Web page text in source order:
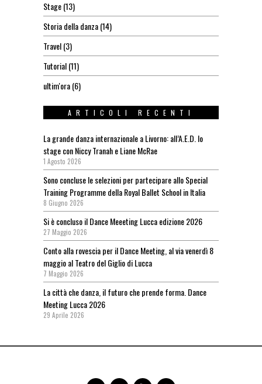
Stage(13)
Storia della danza(14)
Travel(3)
Tutorial(11)
ultim'ora(6)
ARTICOLI RECENTI
La grande danza internazionale a Livorno: all’A.E.D. lo
stage con Niccy Tranah e Liane McRae
1 Agosto 2026
Sono concluse le selezioni per partecipare allo Special
Training Programme della Royal Ballet School in Italia
8 Giugno 2026
Si è concluso il Dance Meeeting Lucca edizione 2026
27 Maggio 2026
Conto alla rovescia per il Dance Meeting, al via venerdì 8
maggio al Teatro del Giglio di Lucca
7 Maggio 2026
La città che danza, il futuro che prende forma. Dance
Meeting Lucca 2026
29 Aprile 2026